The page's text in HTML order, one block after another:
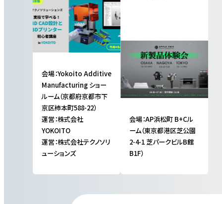
会場：Yokoito Additive
Manufacturing ショー
ルーム（京都府京都市下
京区柿本町588-22）
運営：株式会社
YOKOITO
運営：株式会社テクノソリ
ューションズ
会場：AP浜松町 B+Cル
ーム（東京都港区芝公園
2-4-1 芝パークビルB館
B1F）